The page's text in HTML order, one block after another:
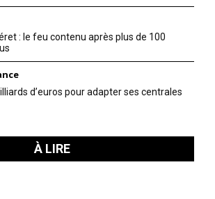
: le feu contenu après plus de 100
d’euros pour adapter ses centrales
À LIRE